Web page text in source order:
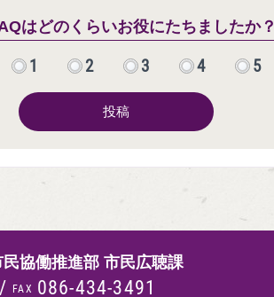
はどのくらいお役にたちましたか？
1 2 3 4 5
投稿
協働推進部 市民広聴課
/ FAX 086-434-3491